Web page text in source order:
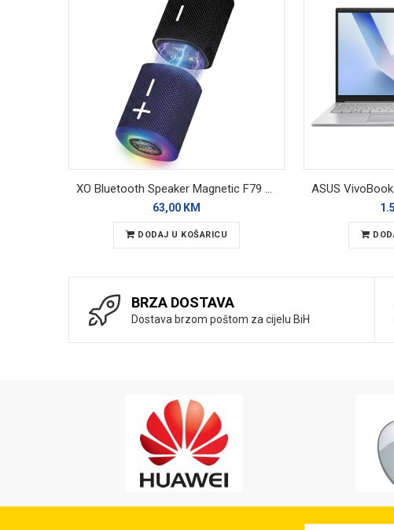
XO Bluetooth Speaker Magnetic F79 RGB
63,00 KM
DODAJ U KOŠARICU
BRZA DOSTAVA
Dostava brzom poštom za cijelu BiH